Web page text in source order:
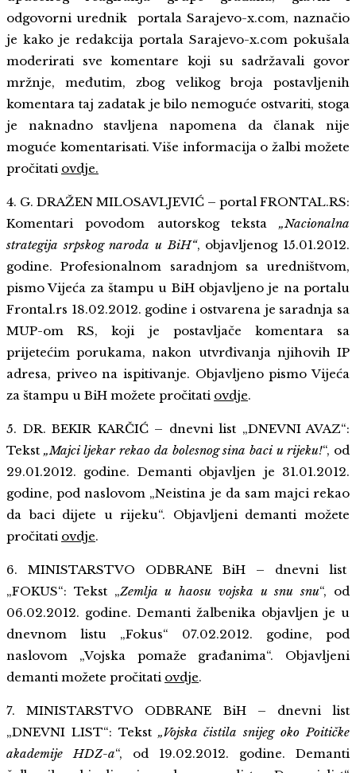
odgovorni urednik portala Sarajevo-x.com, naznačio
je kako je redakcija portala Sarajevo-x.com pokušala
moderirati sve komentare koji su sadržavali govor
mržnje, međutim, zbog velikog broja postavljenih
komentara taj zadatak je bilo nemoguće ostvariti, stoga
je naknadno stavljena napomena da članak nije
moguće komentarisati. Više informacija o žalbi možete
pročitati ovdje.
4. G. DRAŽEN MILOSAVLJEVIĆ – portal FRONTAL.RS:
Komentari povodom autorskog teksta „Nacionalna
strategija srpskog naroda u BiH“, objavljenog 15.01.2012.
godine. Profesionalnom saradnjom sa uredništvom,
pismo Vijeća za štampu u BiH objavljeno je na portalu
Frontal.rs 18.02.2012. godine i ostvarena je saradnja sa
MUP-om RS, koji je postavljače komentara sa
prijetećim porukama, nakon utvrđivanja njihovih IP
adresa, priveo na ispitivanje. Objavljeno pismo Vijeća
za štampu u BiH možete pročitati ovdje.
5. DR. BEKIR KARČIĆ – dnevni list „DNEVNI AVAZ“:
Tekst „Majci ljekar rekao da bolesnog sina baci u rijeku!“, od
29.01.2012. godine. Demanti objavljen je 31.01.2012.
godine, pod naslovom „Neistina je da sam majci rekao
da baci dijete u rijeku“. Objavljeni demanti možete
pročitati ovdje.
6. MINISTARSTVO ODBRANE BiH – dnevni list
„FOKUS“: Tekst „Zemlja u haosu vojska u snu snu“, od
06.02.2012. godine. Demanti žalbenika objavljen je u
dnevnom listu „Fokus“ 07.02.2012. godine, pod
naslovom „Vojska pomaže građanima“. Objavljeni
demanti možete pročitati ovdje.
7. MINISTARSTVO ODBRANE BiH – dnevni list
„DNEVNI LIST“: Tekst „Vojska čistila snijeg oko Poitičke
akademije HDZ-a“, od 19.02.2012. godine. Demanti